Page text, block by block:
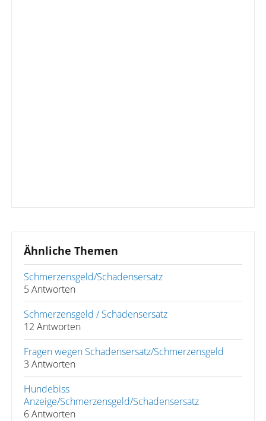
Ähnliche Themen
Schmerzensgeld/Schadensersatz
5 Antworten
Schmerzensgeld / Schadensersatz
12 Antworten
Fragen wegen Schadensersatz/Schmerzensgeld
3 Antworten
Hundebiss
Anzeige/Schmerzensgeld/Schadensersatz
6 Antworten